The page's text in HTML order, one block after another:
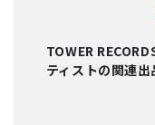
TOWER
ティストの関連